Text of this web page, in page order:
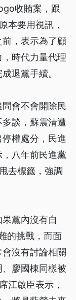
收賄案，跟
本要用視訊，
，表示為了顧
時代力量代理
退黨手續。
會不會開除民
談，蘇震清遭
權處分，民進
八年前民進黨
去標籤，強調
黨內沒有自
的挑戰，而面
沒有討論相關
廖國棟同樣被
江啟臣表示，